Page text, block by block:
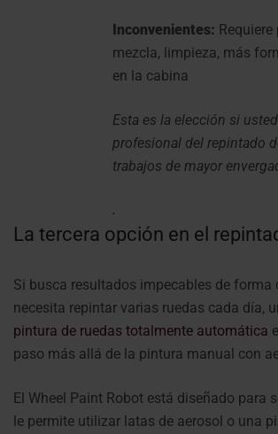
Inconvenientes: Requiere
mezcla, limpieza, más
en la cabina
Esta es la elección si
profesional del repintado
trabajos de mayor
.
La tercera opción en el
Si busca resultados impecables de forma
necesita repintar varias ruedas cada día,
pintura de ruedas totalmente automática
paso más allá de la pintura manual con
El Wheel Paint Robot está diseñado para
le permite utilizar latas de aerosol o una